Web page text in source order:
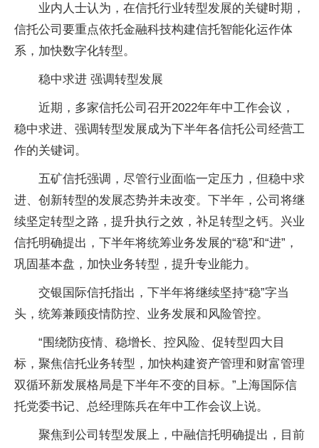
业内人士认为，在信托行业转型发展的关键时期，
信托公司要重点依托金融科技构建信托智能化运作体
系，加快数字化转型。
稳中求进 强调转型发展
近期，多家信托公司召开2022年年中工作会议，
稳中求进、强调转型发展成为下半年各信托公司经营工
作的关键词。
五矿信托强调，尽管行业面临一定压力，但稳中求
进、创新转型的发展态势并未改变。下半年，公司将继
续坚定转型之路，提升执行之效，补足转型之钙。兴业
信托明确提出，下半年将统筹业务发展的“稳”和“进”，
巩固基本盘，加快业务转型，提升专业能力。
交银国际信托指出，下半年将继续坚持“稳”字当
头，统筹兼顾疫情防控、业务发展和风险管控。
“围绕防疫情、稳增长、控风险、促转型四大目
标，聚焦信托业务转型，加快构建资产管理和财富管理
双循环新发展格局是下半年不变的目标。”上海国际信
托党委书记、总经理陈兵在年中工作会议上说。
聚焦到公司转型发展上，中融信托明确提出，目前